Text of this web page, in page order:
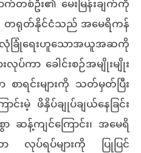
စ်ဦး၏ မေးမြန်းချက်ကို
တရုတ်နိုင်ငံသည် အမေရိကန်
ရေးဟူသောအယူအဆကို
ကာ ခေါင်းစဉ်အမျိုးမျိုး
ာရင်းများကို သတ်မှတ်ပြီး
းမဲ့ ဖိနှိပ်ချုပ်ချယ်နေခြင်း
န့်ကျင်ကြောင်း၊ အမေရိ
လုပ်ရပ်များကို ပြုပြင်